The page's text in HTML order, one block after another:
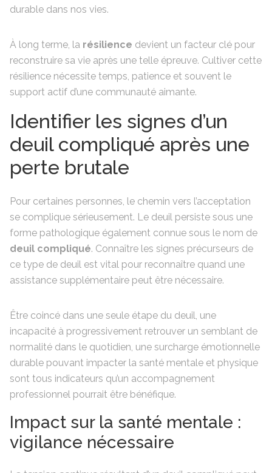
durable dans nos vies.
À long terme, la résilience devient un facteur clé pour
reconstruire sa vie après une telle épreuve. Cultiver cette
résilience nécessite temps, patience et souvent le
support actif d’une communauté aimante.
Identifier les signes d’un
deuil compliqué après une
perte brutale
Pour certaines personnes, le chemin vers l’acceptation
se complique sérieusement. Le deuil persiste sous une
forme pathologique également connue sous le nom de
deuil compliqué. Connaître les signes précurseurs de
ce type de deuil est vital pour reconnaître quand une
assistance supplémentaire peut être nécessaire.
Être coincé dans une seule étape du deuil, une
incapacité à progressivement retrouver un semblant de
normalité dans le quotidien, une surcharge émotionnelle
durable pouvant impacter la santé mentale et physique
sont tous indicateurs qu’un accompagnement
professionnel pourrait être bénéfique.
Impact sur la santé mentale :
vigilance nécessaire